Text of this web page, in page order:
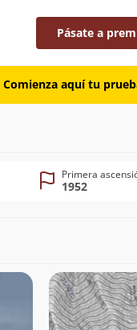
Pásate a
Comienza aquí tu
Primera
1952